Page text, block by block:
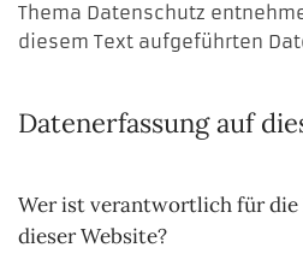
Thema Datenschutz
diesem Text aufgeführten
Datenerfassung auf
Wer ist verantwortlich für die
dieser Website?